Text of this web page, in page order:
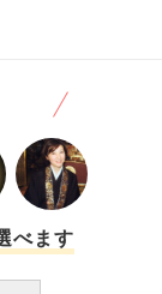
上ずっとひと
わくて、何を
べます